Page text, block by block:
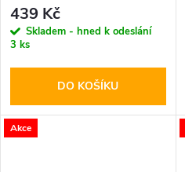
439 Kč
Skladem - hned k odeslání
3 ks
DO KOŠÍKU
Akce